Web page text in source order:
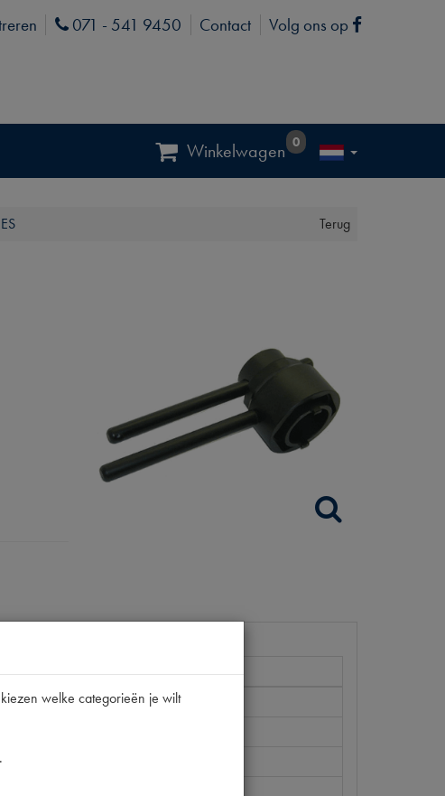
Phone
071 - 541 9450 Contact Volg ons op Facebook
Winkelwagen 0
Terug
welke categorieën je wilt